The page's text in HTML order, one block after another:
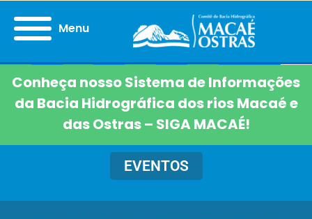
Menu
Conheça nosso Sistema de Informações
da Bacia Hidrográfica dos rios Macaé e
das Ostras – SIGA MACAÉ!
EVENTOS